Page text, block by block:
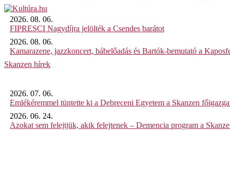
2026. 08. 06.
FIPRESCI Nagydíjra jelölték a Csendes barátot
2026. 08. 06.
Kamarazene, jazzkoncert, bábelőadás és Bartók-bemutató a
Skanzen hírek
2026. 07. 06.
Emlékéremmel tüntette ki a Debreceni Egyetem a Skanzen
2026. 06. 24.
Azokat sem felejtjük, akik felejtenek – Demencia program a